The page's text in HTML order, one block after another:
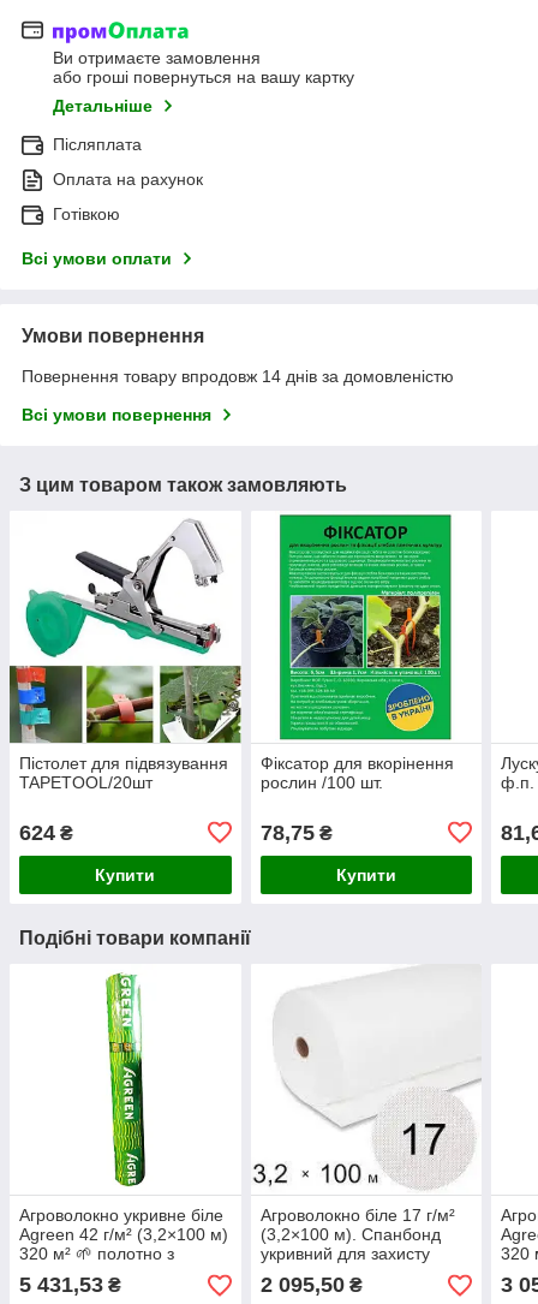
Ви отримаєте замовлення
або гроші повернуться на вашу картку
Детальніше
Післяплата
Оплата на рахунок
Готівкою
Всі умови оплати
Умови повернення
Повернення товару впродовж 14 днів за домовленістю
Всі умови повернення
З цим товаром також замовляють
Пістолет для підвязування
TAPETOOL/20шт
624 ₴
Купити
Фіксатор для вкорінення
рослин /100 шт.
78,75₴
Купити
ф.п.
Подібні товари компанії
Агроволокно укривне біле
Agreen 42 г/м² (3,2×100 м)
320 м² 🌱 полотно з
підвищеною міцністю та
щільністю
5 431,53 ₴
Агроволокно біле 17 г/м²
(3,2×100 м). Спанбонд
укривний для захисту
рослин від заморозків,
бур’янів і сонця.
2 095,50₴
320
3